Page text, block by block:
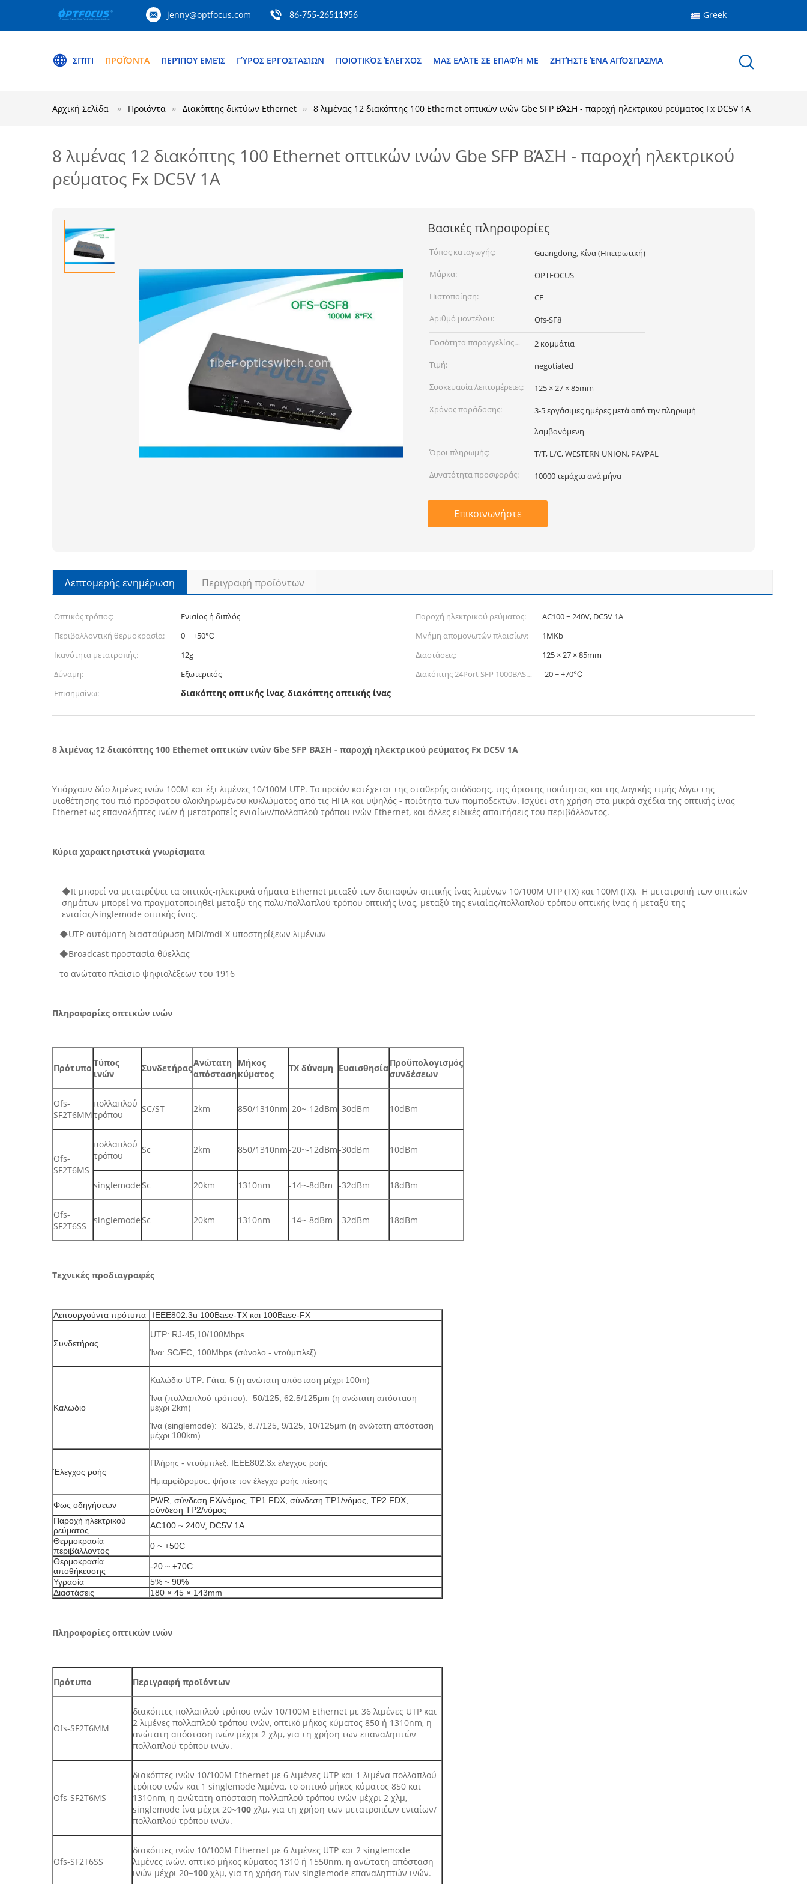
jenny@optfocus.com 86-755-26511956 Greek
ΣΠΊΤΙ ΠΡΟΪΌΝΤΑ ΠΕΡΊΠΟΥ ΕΜΕΊΣ ΓΎΡΟΣ ΕΡΓΟΣΤΑΣΊΩΝ ΠΟΙΟΤΙΚΌΣ ΈΛΕΓΧΟΣ ΜΑΣ ΕΛΆΤΕ ΣΕ ΕΠΑΦΉ ΜΕ ΖΗΤΉΣΤΕ ΈΝΑ ΑΠΌΣΠΑΣΜΑ
Αρχική Σελίδα Προϊόντα Διακόπτης δικτύων Ethernet 8 λιμένας 12 διακόπτης 100 Ethernet οπτικών ινών Gbe SFP ΒΆΣΗ - παροχή ηλεκτρικού ρεύματος Fx DC5V 1A
8 λιμένας 12 διακόπτης 100 Ethernet οπτικών ινών Gbe SFP ΒΆΣΗ - παροχή ηλεκτρικού
ρεύματος Fx DC5V 1A
Βασικές πληροφορίες
Τόπος καταγωγής:
Guangdong, Κίνα (Ηπειρωτική)
Μάρκα:
OPTFOCUS
Πιστοποίηση:
CE
Αριθμό μοντέλου:
Ofs-SF8
Ποσότητα παραγγελίας
min:
2 κομμάτια
Τιμή:
negotiated
Συσκευασία λεπτομέρειες:
125 × 27 × 85mm
Χρόνος παράδοσης:
3-5 εργάσιμες ημέρες μετά από την πληρωμή
λαμβανόμενη
Όροι πληρωμής:
T/T, L/C, WESTERN UNION, PAYPAL
Δυνατότητα προσφοράς:
10000 τεμάχια ανά μήνα
Επικοινωνήστε
Λεπτομερής ενημέρωση Περιγραφή προϊόντων
Οπτικός τρόπος: Ενιαίος ή διπλός Παροχή ηλεκτρικού ρεύματος:
AC100 ~ 240V, DC5V 1A
Περιβαλλοντική θερμοκρασία:
0 ~ +50℃ Μνήμη απομονωτών πλαισίων:
1MKb
Ικανότητα μετατροπής:
12g Διαστάσεις:
125 × 27 × 85mm
Δύναμη:
Εξωτερικός
Διακόπτης 24Port SFP 1000BASE-
-20 ~ +70℃
Επισημαίνω:
διακόπτης οπτικής ίνας,διακόπτης οπτικής ίνας
8 λιμένας 12 διακόπτης 100 Ethernet οπτικών ινών Gbe SFP ΒΆΣΗ - παροχή ηλεκτρικού ρεύματος Fx DC5V 1A
Υπάρχουν δύο λιμένες ινών 100M και έξι λιμένες 10/100M UTP. Το προϊόν κατέχεται της σταθερής απόδοσης, της άριστης ποιότητας και της λογικής τιμής λόγω της
υιοθέτησης του πιό πρόσφατου ολοκληρωμένου κυκλώματος από τις ΗΠΑ και υψηλός - ποιότητα των πομποδεκτών. Ισχύει στη χρήση στα μικρά σχέδια της οπτικής ίνας
Ethernet ως επαναλήπτες ινών ή μετατροπείς ενιαίων/πολλαπλού τρόπου ινών Ethernet, και άλλες ειδικές απαιτήσεις του περιβάλλοντος.
Κύρια χαρακτηριστικά γνωρίσματα
◆It μπορεί να μετατρέψει τα οπτικός-ηλεκτρικά σήματα Ethernet μεταξύ των διεπαφών οπτικής ίνας λιμένων 10/100M UTP (TX) και 100M (FX). Η μετατροπή των οπτικών
σημάτων μπορεί να πραγματοποιηθεί μεταξύ της πολυ/πολλαπλού τρόπου οπτικής ίνας, μεταξύ της ενιαίας/πολλαπλού τρόπου οπτικής ίνας ή μεταξύ της
ενιαίας/singlemode οπτικής ίνας.
◆UTP αυτόματη διασταύρωση MDI/mdi-Χ υποστηρίξεων λιμένων
◆Broadcast προστασία θύελλας
το ανώτατο πλαίσιο ψηφιολέξεων του 1916
Πληροφορίες οπτικών ινών
Πρότυπο Τύπος
ινών
ΣυνδετήραςΑνώτατη
απόσταση
Μήκος
κύματος
TX δύναμη ΕυαισθησίαΠροϋπολογισμός
συνδέσεων
Ofs-
SF2T6MM
πολλαπλού
τρόπου
SC/ST 2km 850/1310nm-20~-12dBm-30dBm 10dBm
Ofs-
SF2T6MS
πολλαπλού
τρόπου
Sc 2km 850/1310nm-20~-12dBm-30dBm 10dBm
singlemodeSc 20km 1310nm -14~-8dBm -32dBm 18dBm
Ofs-
SF2T6SS
singlemodeSc 20km 1310nm -14~-8dBm -32dBm 18dBm
Τεχνικές προδιαγραφές
Λειτουργούντα πρότυπα IEEE802.3u 100Base-TX και 100Base-FX
Συνδετήρας
UTP: RJ-45,10/100Mbps
Ίνα: SC/FC, 100Mbps (σύνολο - ντούμπλεξ)
Καλώδιο
Καλώδιο UTP: Γάτα. 5 (η ανώτατη απόσταση μέχρι 100m)
Ίνα (πολλαπλού τρόπου): 50/125, 62.5/125μm (η ανώτατη απόσταση
μέχρι 2km)
Ίνα (singlemode): 8/125, 8.7/125, 9/125, 10/125μm (η ανώτατη απόσταση
μέχρι 100km)
Έλεγχος ροής
Πλήρης - ντούμπλεξ: IEEE802.3x έλεγχος ροής
Ημιαμφίδρομος: ψήστε τον έλεγχο ροής πίεσης
Φως οδηγήσεων
PWR, σύνδεση FX/νόμος, TP1 FDX, σύνδεση TP1/νόμος, TP2 FDX,
σύνδεση TP2/νόμος
Παροχή ηλεκτρικού
ρεύματος
AC100 ~ 240V, DC5V 1A
Θερμοκρασία
περιβάλλοντος
0 ~ +50C
Θερμοκρασία
αποθήκευσης
-20 ~ +70C
Υγρασία
5% ~ 90%
Διαστάσεις
180 × 45 × 143mm
Πληροφορίες οπτικών ινών
Πρότυπο Περιγραφή προϊόντων
Ofs-SF2T6MM
διακόπτες πολλαπλού τρόπου ινών 10/100M Ethernet με 36 λιμένες UTP και
2 λιμένες πολλαπλού τρόπου ινών, οπτικό μήκος κύματος 850 ή 1310nm, η
ανώτατη απόσταση ινών μέχρι 2 χλμ, για τη χρήση των επαναληπτών
πολλαπλού τρόπου ινών.
Ofs-SF2T6MS
διακόπτες ινών 10/100M Ethernet με 6 λιμένες UTP και 1 λιμένα πολλαπλού
τρόπου ινών και 1 singlemode λιμένα, το οπτικό μήκος κύματος 850 και
1310nm, η ανώτατη απόσταση πολλαπλού τρόπου ινών μέχρι 2 χλμ,
singlemode ίνα μέχρι 20~100 χλμ, για τη χρήση των μετατροπέων ενιαίων/
πολλαπλού τρόπου ινών.
Ofs-SF2T6SS
διακόπτες ινών 10/100M Ethernet με 6 λιμένες UTP και 2 singlemode
λιμένες ινών, οπτικό μήκος κύματος 1310 ή 1550nm, η ανώτατη απόσταση
ινών μέχρι 20~100 χλμ, για τη χρήση των singlemode επαναληπτών ινών.